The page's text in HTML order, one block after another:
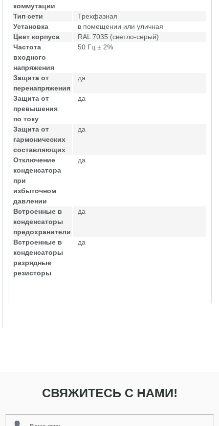
коммутации
Тип сети
Трехфазная
Установка
в помещении или уличная
Цвет корпуса
RAL 7035 (светло-серый)
Частота
входного
напряжения
50 Гц ± 2%
Защита от
перенапряжения
да
Защита от
превышения
по току
да
Защита от
гармонических
составляющих
да
Отключение
конденсатора
при
избыточном
давлении
да
Встроенные в
конденсаторы
предохранители
да
Встроенные в
конденсаторы
разрядные
резисторы
да
СВЯЖИТЕСЬ С НАМИ!